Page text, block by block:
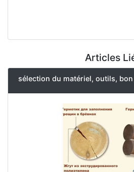
Articles
sélection du matériel, outils,